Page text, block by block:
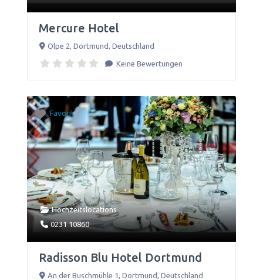
Mercure Hotel
Olpe 2, Dortmund, Deutschland
Keine Bewertungen
Favorit
Hochzeitslocations
0231 10860
Radisson Blu Hotel Dortmund
An der Buschmühle 1 Dortmund Deutschland